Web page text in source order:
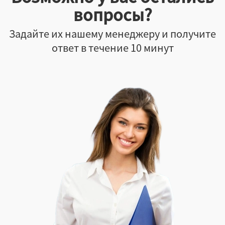
вопросы?
Задайте их нашему менеджеру и получите
ответ в течение 10 минут